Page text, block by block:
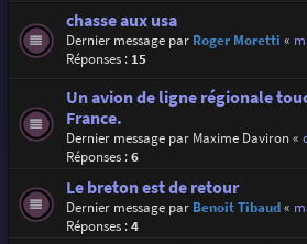
chasse aux usa
Dernier message par Roger Moretti «
Réponses : 15
Un avion de ligne régionale
France.
Dernier message par Maxime Daviron«
Réponses :6
Le breton est de retour
Dernier message par Benoit Tibaud«
Réponses :4